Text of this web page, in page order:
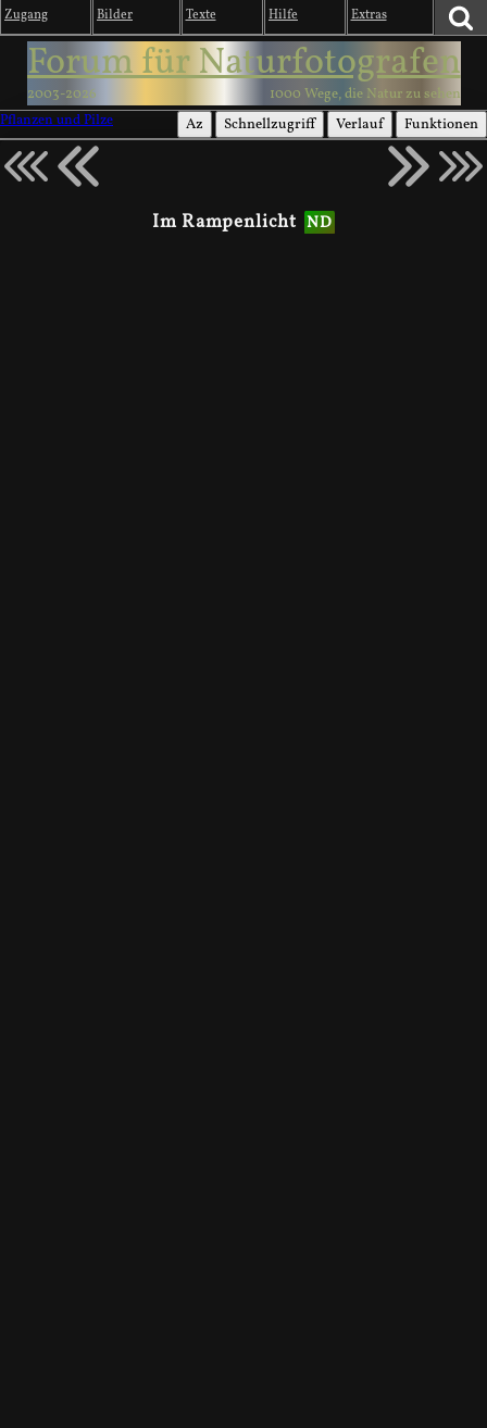
Zugang Bilder Texte Hilfe Extras
Forum für Naturfotografen
2003-2026
1000 Wege, die Natur zu sehen
Pflanzen und Pilze
Az Schnellzugriff Verlauf Funktionen
Im Rampenlicht